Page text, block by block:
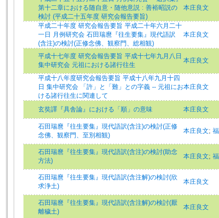
第十二章における随自意・随他意説 : 善裕昭説の
検討 (平成二十五年度 研究会報告要旨)
本庄良文
平成二十年度 研究会報告要旨 平成二十年六月二十
一日 月例研究会 石田瑞麿『往生要集』現代語訳
(含注)の検討(正修念佛、観察門、総相観)
本庄良文
平成十七年度 研究会報告要旨 平成十七年九月八日
集中研究会 元祖における諸行往生
本庄良文
平成十八年度研究会報告要旨 平成十八年九月十四
日 集中研究会 「許」と「難」との字義 -- 元祖にお
ける諸行往生に関連して
本庄良文
玄奘譯『具舎論』における「順」の意味 本庄良文
石田瑞麿『往生要集』現代語訳(含注)の検討(正修
念佛、観察門、至別相観)
本庄良文;
石田瑞麿『往生要集』現代語訳(含注)の検討(助念
方法)
本庄良文;
石田瑞麿『往生要集』現代語訳(含注解)の検討(欣
求浄土)
本庄良文
石田瑞麿『往生要集』現代語訳(含注解)の検討(厭
離穢土)
本庄良文